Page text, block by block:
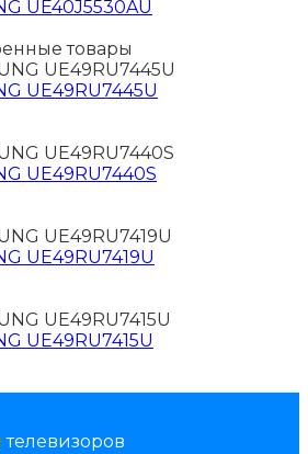
UE40J5530AU
товары
UЕ49RU7445U
UЕ49RU7440S
UЕ49RU7419U
UЕ49RU7415U
телевизоров